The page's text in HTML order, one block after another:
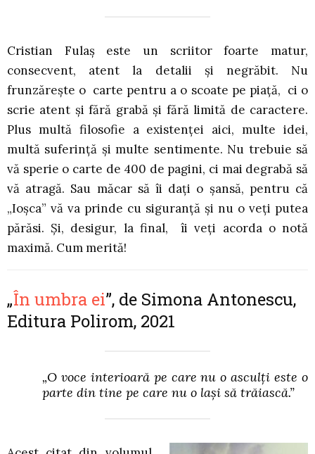
Cristian Fulaș este un scriitor foarte matur,
consecvent, atent la detalii și negrăbit. Nu
frunzărește o carte pentru a o scoate pe piață, ci o
scrie atent și fără grabă și fără limită de caractere.
Plus multă filosofie a existenței aici, multe idei,
multă suferință și multe sentimente. Nu trebuie să
vă sperie o carte de 400 de pagini, ci mai degrabă să
vă atragă. Sau măcar să îi dați o șansă, pentru că
„Ioșca” vă va prinde cu siguranță și nu o veți putea
părăsi. Și, desigur, la final, îi veți acorda o notă
maximă. Cum merită!
„În umbra ei”, de Simona Antonescu,
Editura Polirom, 2021
„O voce interioară pe care nu o asculți este o
parte din tine pe care nu o lași să trăiască.”